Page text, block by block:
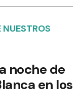
noche de
en los